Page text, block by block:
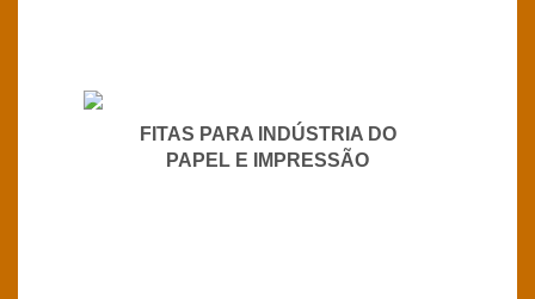
FITAS PARA INDÚSTRIA DO
PAPEL E IMPRESSÃO